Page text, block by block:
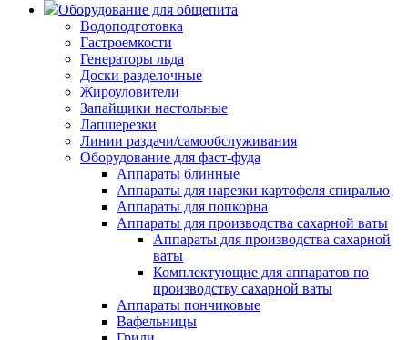
Оборудование для общепита
Водоподготовка
Гастроемкости
Генераторы льда
Доски разделочные
Жироуловители
Запайщики настольные
Лапшерезки
Линии раздачи/самообслуживания
Оборудование для фаст-фуда
Аппараты блинные
Аппараты для нарезки картофеля спиралью
Аппараты для попкорна
Аппараты для производства сахарной ваты
Аппараты для производства сахарной
ваты
Комплектующие для аппаратов по
производству сахарной ваты
Аппараты пончиковые
Вафельницы